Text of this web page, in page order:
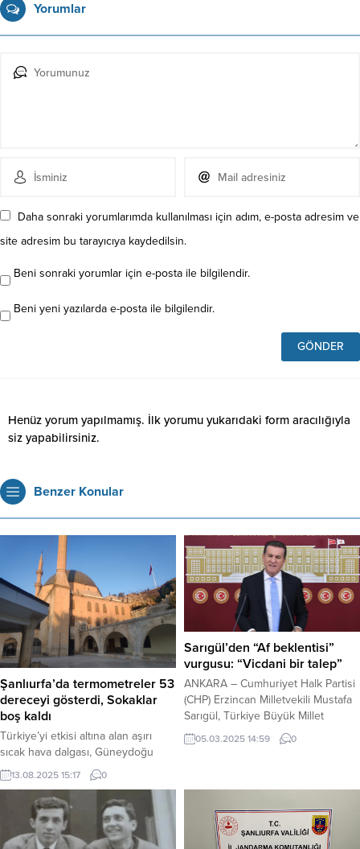
Yorumlar
Daha sonraki yorumlarımda kullanılması için adım, e-posta adresim ve
site adresim bu tarayıcıya kaydedilsin.
Beni sonraki yorumlar için e-posta ile bilgilendir.
Beni yeni yazılarda e-posta ile bilgilendir.
Henüz yorum yapılmamış. İlk yorumu yukarıdaki form aracılığıyla
siz yapabilirsiniz.
Benzer Konular
Şanlıurfa’da termometreler 53
dereceyi gösterdi, Sokaklar
boş kaldı
Türkiye’yi etkisi altına alan aşırı
sıcak hava dalgası, Güneydoğu
Anadolu Bölgesi’nde en sert
yüzünü gösteriyor.
Termometrelerin gölgede dahi 53
santigrat dereceyi gösterdiği
Şanlıurfa’da, sokaklar boşalırken
13.08.2025 15:17 0
Sarıgül’den “Af beklentisi”
vurgusu: “Vicdani bir talep”
ANKARA – Cumhuriyet Halk Partisi
(CHP) Erzincan Milletvekili Mustafa
Sarıgül, Türkiye Büyük Millet
Meclisi’nde (TBMM) düzenlediği
basın toplantısında, toplumda
TBMM gündemine gelecek yargı
paketine eklenmesi gerektiğini
savundu. Roblox Erişim Engeli
05.03.2025 14:59 0